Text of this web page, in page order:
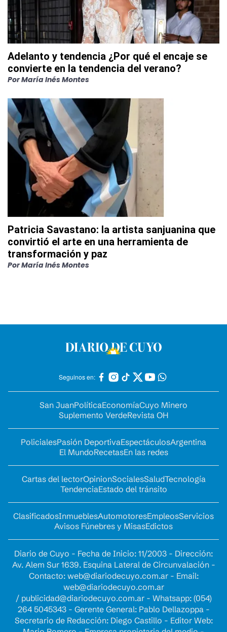
Adelanto y tendencia ¿Por qué el encaje se
convierte en la tendencia del verano?
PorMaría Inés Montes
Patricia Savastano: la artista sanjuanina que
convirtió el arte en una herramienta de
transformación y paz
PorMaría Inés Montes
Seguinos en:
San JuanPolíticaEconomíaCuyo Minero
Suplemento VerdeRevista OH
PolicialesPasión DeportivaEspectáculosArgentina
El MundoRecetasEn las redes
Cartas del lectorOpinionSocialesSaludTecnología
TendenciaEstado del tránsito
ClasificadosInmueblesAutomotoresEmpleosServicios
Avisos Fúnebres y MisasEdictos
Diario de Cuyo - Fecha de Inicio: 11/2003 - Dirección:
Av. Alem Sur 1639. Esquina Lateral de Circunvalación -
Contacto: web@diariodecuyo.com.ar- Email:
web@diariodecuyo.com.ar
/ publicidad@diariodecuyo.com.ar- Whatsapp: (054)
264 5045343 - Gerente General: Pablo Dellazoppa -
Secretario de Redacción: Diego Castillo - Editor Web: